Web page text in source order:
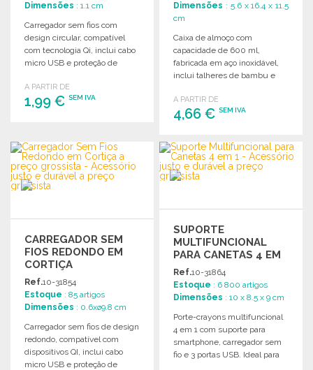
Dimensões : 1.1 cm
Carregador sem fios com
design circular, compatível
com tecnologia Qi, inclui cabo
micro USB e proteção de
A PARTIR DE
1,99 € SEM IVA
Solicitar um orçamento
Dimensões : 5.6 x 16.4 x 11.5
cm
Caixa de almoço com
capacidade de 600 ml,
fabricada em aço inoxidável,
inclui talheres de bambu e
A PARTIR DE
4,66 €SEM IVA
ENCOMENDAR
Solicitar um orçamento
CARREGADOR SEM
FIOS REDONDO EM
CORTIÇA
Ref.10-31854
Estoque : 85 artigos
Dimensões : 0.6xø9.8 cm
Carregador sem fios de design
redondo, compatível com
dispositivos QI, inclui cabo
micro USB e proteção de
SUPORTE
MULTIFUNCIONAL
PARA CANETAS 4 EM
1
Ref.10-31864
Estoque : 6 800 artigos
Dimensões : 10 x 8.5 x 9 cm
Porte-crayons multifuncional
4 em 1 com suporte para
smartphone, carregador sem
fio e 3 portas USB. Ideal para